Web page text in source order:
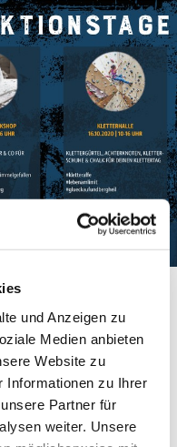
und Anzeigen zu
Medien anbieten
Website zu
Informationen zu Ihrer
Partner für
weiter. Unsere